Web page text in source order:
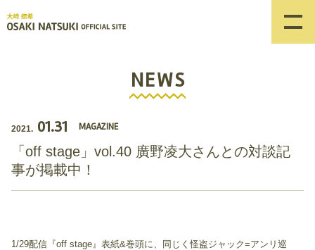
NEWS
2021. 01.31 MAGAZINE
「off stage」vol.40 廣野凌大さんとの対談記
事が掲載中！
1/29配信『off stage』表紙&巻頭に、同じく怪盗ジャック=アンリ巡